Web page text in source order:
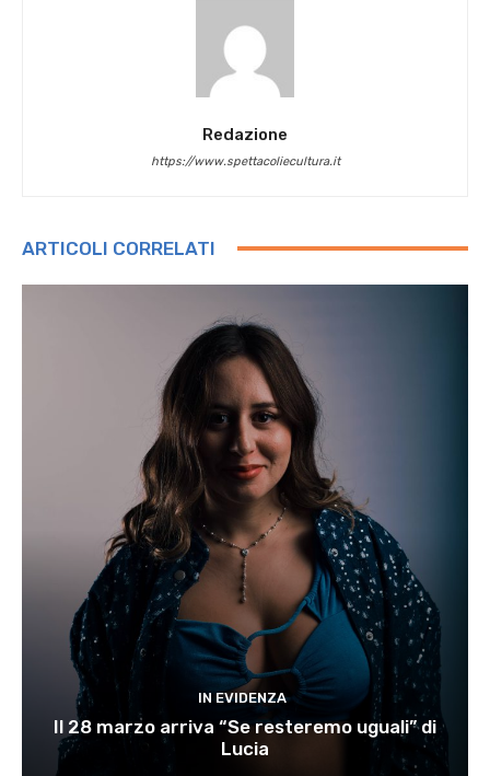
Redazione
https://www.spettacoliecultura.it
ARTICOLI CORRELATI
IN EVIDENZA
Il 28 marzo arriva “Se resteremo uguali” di
Lucia